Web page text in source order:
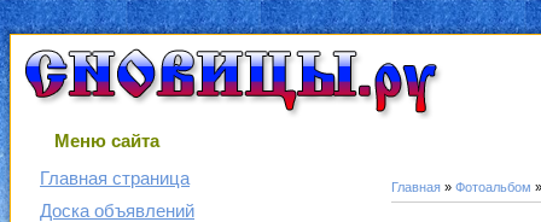
Меню сайта
Главная страница
Доска объявлений
Главная » Фотоальбом